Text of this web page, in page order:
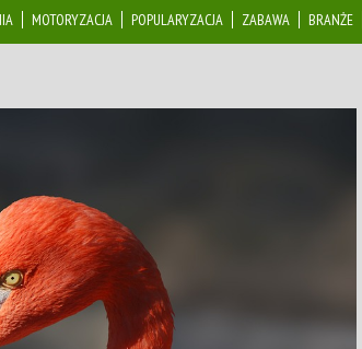
MOTORYZACJA POPULARYZACJA ZABAWA BRANŻE